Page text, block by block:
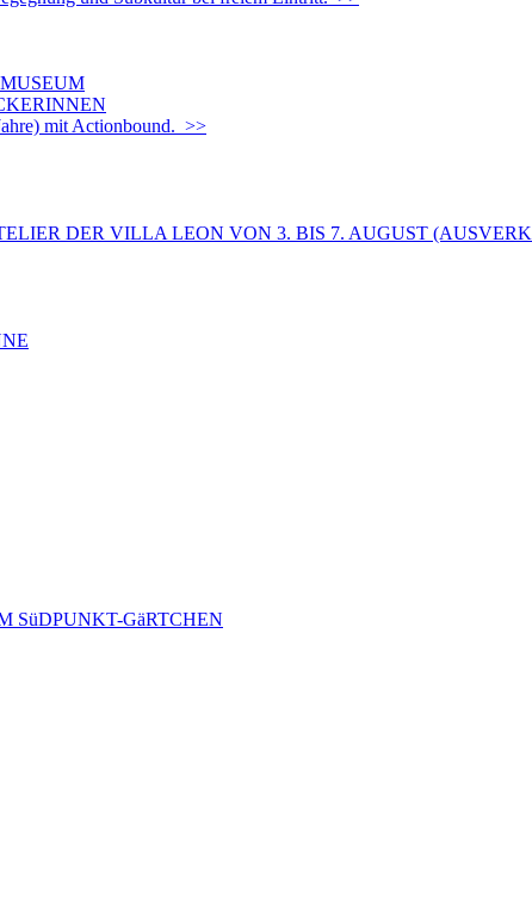
mit Actionbound. >>
DER VILLA LEON VON 3. BIS 7. AUGUST
SüDPUNKT-GäRTCHEN